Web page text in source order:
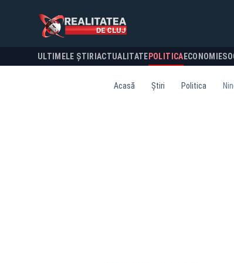
ULTIMELE ȘTIRI ACTUALITATE POLITICA ECONOMIE
Acasă Știri Politica